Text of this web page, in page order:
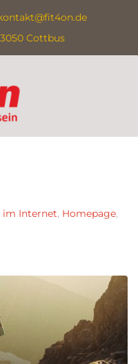
Cottbus
im Internet, Homepage,